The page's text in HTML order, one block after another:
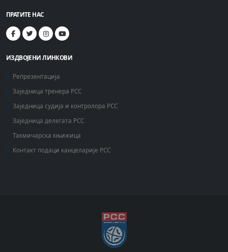
ПРАТИТЕ НАС
ИЗДВОЈЕНИ ЛИНКОВИ
Репрезентација
Заједница тренера РСС
Заједница судија и контролора РСС
Заједница делегата РСС
Такмичарска књижица
Контакт подаци канцеларије РСС